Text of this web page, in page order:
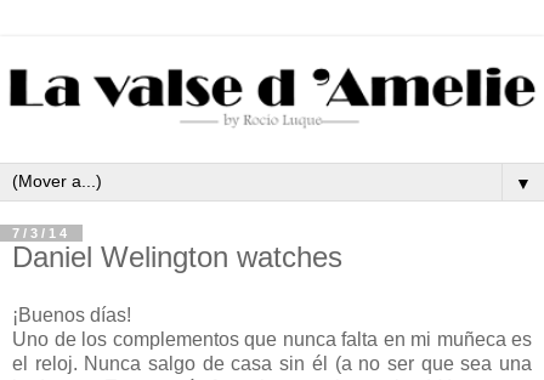
▼
7/3/14
Daniel Welington watches
¡Buenos días!
Uno de los complementos que nunca falta en mi muñeca es
el reloj. Nunca salgo de casa sin él (a no ser que sea una